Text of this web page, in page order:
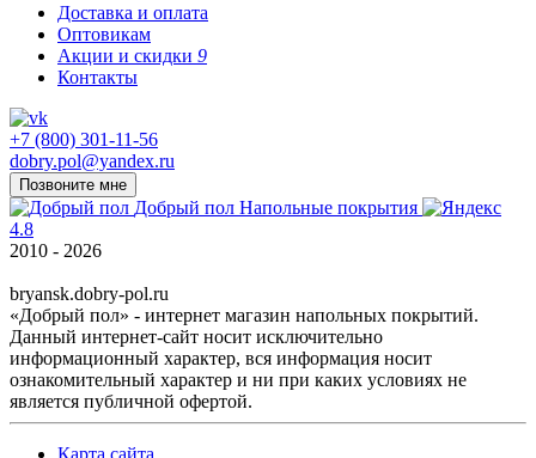
Доставка и оплата
Оптовикам
Акции и скидки 9
Контакты
+7 (800) 301-11-56
dobry.pol@yandex.ru
Позвоните мне
Добрый пол Напольные покрытия
4.8
2010 - 2026
bryansk.dobry-pol.ru
«Добрый пол» - интернет магазин напольных покрытий.
Данный интернет-сайт носит исключительно
информационный характер, вся информация носит
ознакомительный характер и ни при каких условиях не
является публичной офертой.
Карта сайта